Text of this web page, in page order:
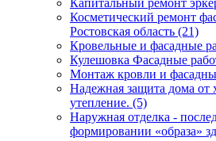
Косметический ремонт
Ростовская область (21)
Кровельные и фасадные
Кулешовка Фасадные
Монтаж кровли и
Надежная защита дома от
утепление. (5)
Наружная отделка -
формировании «образа»